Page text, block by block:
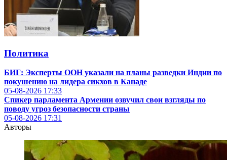
Политика
БИГ: Эксперты ООН указали на планы разведки Индии по
покушению на лидера сикхов в Канаде
05-08-2026 17:33
Спикер парламента Армении озвучил свои взгляды по
поводу угроз безопасности страны
05-08-2026 17:31
Авторы